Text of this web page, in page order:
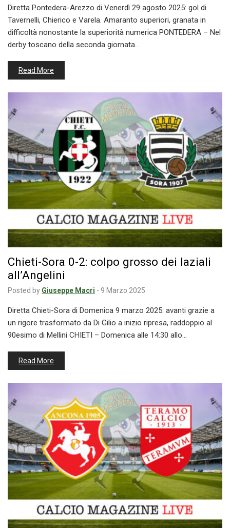
Diretta Pontedera-Arezzo di Venerdì 29 agosto 2025: gol di
Tavernelli, Chierico e Varela. Amaranto superiori, granata in
difficoltà nonostante la superiorità numerica PONTEDERA – Nel
derby toscano della seconda giornata…
Read More
Chieti-Sora 0-2: colpo grosso dei laziali
all’Angelini
Posted by Giuseppe Macri - 9 Marzo 2025
Diretta Chieti-Sora di Domenica 9 marzo 2025: avanti grazie a
un rigore trasformato da Di Gilio a inizio ripresa, raddoppio al
90esimo di Mellini CHIETI – Domenica alle 14:30 allo…
Read More